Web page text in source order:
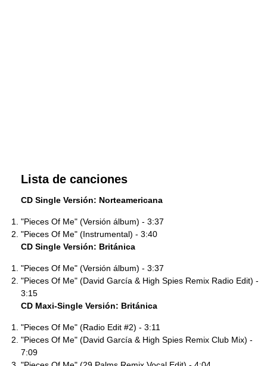
Lista de canciones
CD Single Versión: Norteamericana
"Pieces Of Me" (Versión álbum) - 3:37
"Pieces Of Me" (Instrumental) - 3:40
CD Single Versión: Británica
"Pieces Of Me" (Versión álbum) - 3:37
"Pieces Of Me" (David García & High Spies Remix Radio Edit) -
3:15
CD Maxi-Single Versión: Británica
"Pieces Of Me" (Radio Edit #2) - 3:11
"Pieces Of Me" (David García & High Spies Remix Club Mix) -
7:09